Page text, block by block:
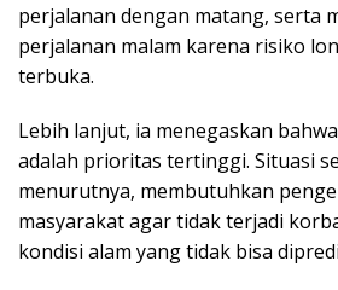
perjalanan dengan matang, serta
perjalanan malam karena risiko
terbuka.
Lebih lanjut, ia menegaskan
adalah prioritas tertinggi. Situasi
menurutnya, membutuhkan
masyarakat agar tidak terjadi
kondisi alam yang tidak bisa